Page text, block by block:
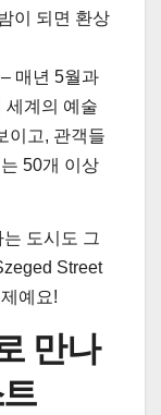
이 되면 환상
– 매년 5월과
세계의 예술
이고, 관객들
50개 이상
는 도시도 그
Street
예요!
만나